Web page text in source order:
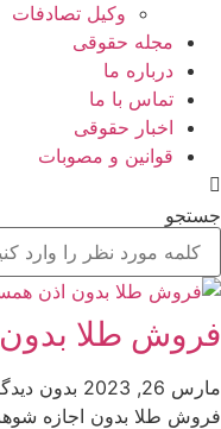
وکیل تصادفات
مجله حقوقی
درباره ما
تماس با ما
اخبار حقوقی
قوانین و مصوبات
جستجو
فروش طلا
مارس 26, 2023
بدون
فروش طلا بدون اجازه